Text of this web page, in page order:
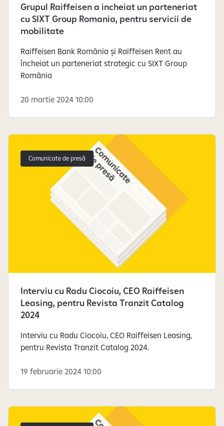
Grupul Raiffeisen a incheiat un parteneriat
cu SIXT Group Romania, pentru servicii de
mobilitate
Raiffeisen Bank România și Raiffeisen Rent au
încheiat un parteneriat strategic cu SIXT Group
România
20 martie 2024 10:00
Comunicate de presă
Interviu cu Radu Ciocoiu, CEO Raiffeisen
Leasing, pentru Revista Tranzit Catalog
2024
Interviu cu Radu Ciocoiu, CEO Raiffeisen Leasing,
pentru Revista Tranzit Catalog 2024.
19 februarie 2024 10:00